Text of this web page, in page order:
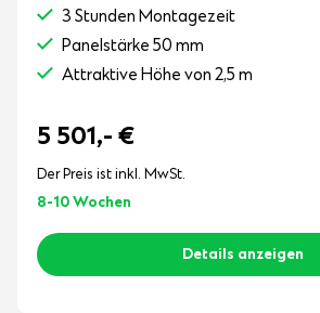
3 Stunden Montagezeit
Panelstärke 50 mm
Attraktive Höhe von 2,5 m
5 501,- €
Der Preis ist inkl. MwSt.
8-10 Wochen
Details anzeigen